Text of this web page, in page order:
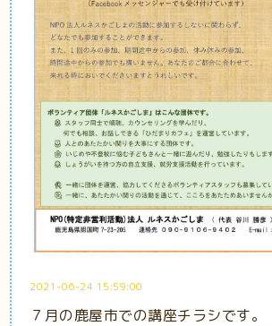
2021-06-24 15:59:00
７月の鹿屋市での講座チラシです。